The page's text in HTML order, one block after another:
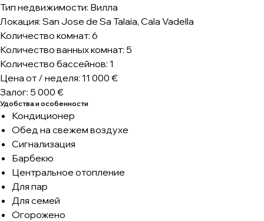
Тип недвижимости: Вилла
Локация: San Jose de Sa Talaia, Cala Vadella
Количество комнат: 6
Количество ванных комнат: 5
Количество бассейнов: 1
Цена от / неделя: 11 000 €
Залог: 5 000 €
Удобства и особенности
Кондиционер
Обед на свежем воздухе
Сигнализация
Барбекю
Центральное отопление
Для пар
Для семей
Огорожено